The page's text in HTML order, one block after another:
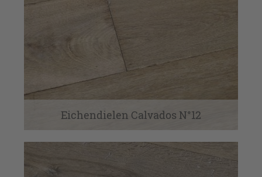
Eichendielen Calvados N°12